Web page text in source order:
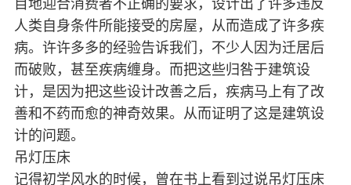
目地迎合消费者不正确的要求，设计出了许多违反
人类自身条件所能接受的房屋，从而造成了许多疾
病。许许多多的经验告诉我们，不少人因为迁居后
而破败，甚至疾病缠身。而把这些归咎于建筑设
计，是因为把这些设计改善之后，疾病马上有了改
善和不药而愈的神奇效果。从而证明了这是建筑设
计的问题。
吊灯压床
记得初学风水的时候，曾在书上看到过说吊灯压床